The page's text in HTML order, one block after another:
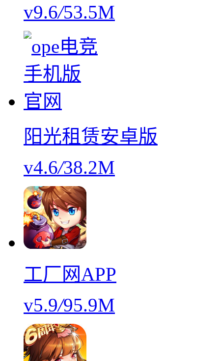
v9.6/53.5M
阳光租赁安卓版
v4.6/38.2M
工厂网APP
v5.9/95.9M